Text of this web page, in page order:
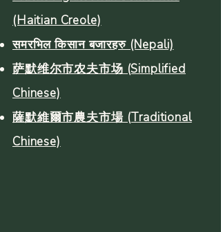
(Haitian Creole)
समरभिल किसान बजारहरु (Nepali)
萨默维尔市农夫市场 (Simplified
Chinese)
薩默維爾市農夫市場 (Traditional
Chinese)